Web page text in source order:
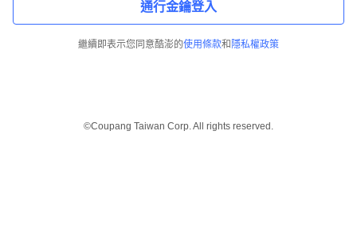
通行金鑰登入
繼續即表示您同意酷澎的使用條款和 隱私權政策
©Coupang Taiwan Corp. All rights reserved.